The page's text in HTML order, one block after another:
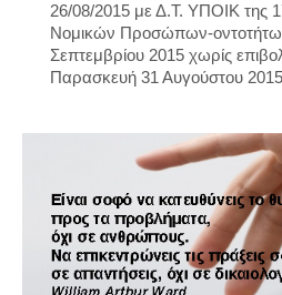
26/08/2015 με Δ.Τ. ΥΠΟΙΚ της
Νομικών Προσώπων-
Σεπτεμβρίου 2015 χωρίς
Παρασκευή 31 Αυγούστου